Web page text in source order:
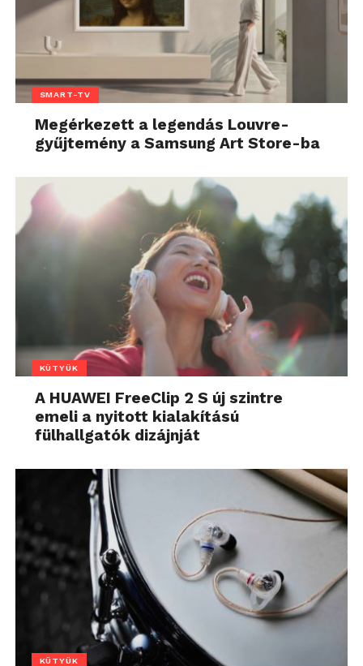
SMART-TV
Megérkezett a legendás Louvre-
gyűjtemény a Samsung Art Store-ba
KÜTYÜK
A HUAWEI FreeClip 2 S új szintre
emeli a nyitott kialakítású
fülhallgatók dizájnját
KÜTYÜK